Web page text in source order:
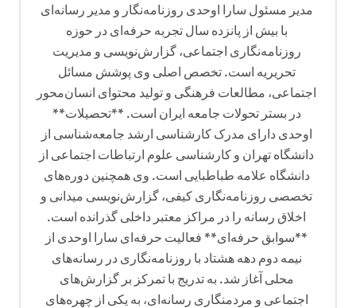
مدیر مسئول سارا اوحدی روزنامه‌نگار و مدیر رسانه‌ای
با بیش از پانزده سال تجربه حرفه‌ای در حوزه
روزنامه‌نگاری اجتماعی، گزارش‌نویسی و مدیریت
تحریریه است. تخصص اصلی وی پوشش مسائل
اجتماعی، مطالعات فرهنگی و تولید محتوای انسان‌محور
در بستر تحولات جامعه ایران است. **تحصیلات**
اوحدی دارای مدرک کارشناسی ارشد جامعه‌شناسی از
دانشگاه تهران و کارشناسی علوم ارتباطات اجتماعی از
دانشگاه علامه طباطبایی است. وی همچنین دوره‌های
تخصصی روزنامه‌نگاری کیفی، گزارش‌نویسی میدانی و
اخلاق رسانه را در مراکز معتبر داخلی گذرانده است.
**سوابق حرفه‌ای** فعالیت حرفه‌ای سارا اوحدی از
نیمه دوم دهه هشتاد با روزنامه‌نگاری در رسانه‌های
محلی آغاز شد. به تدریج با تمرکز بر گزارش‌های
اجتماعی و مردمنگاری رسانه‌ای، به یکی از چهره‌های